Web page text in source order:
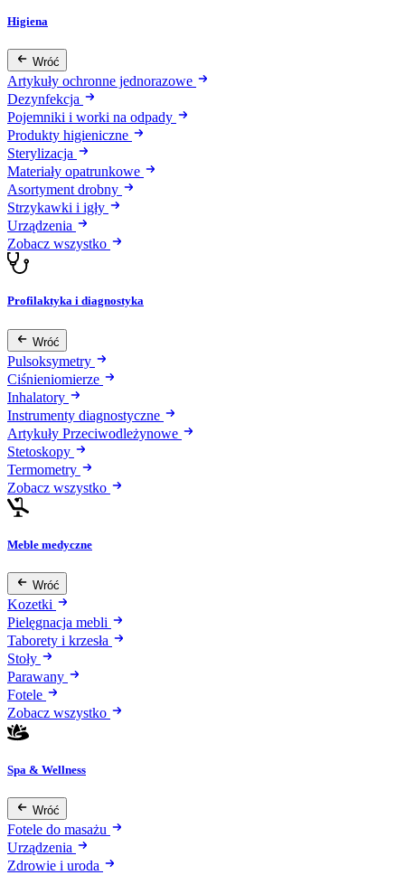
Higiena
Wróć
Artykuły ochronne jednorazowe
Dezynfekcja
Pojemniki i worki na odpady
Produkty higieniczne
Sterylizacja
Materiały opatrunkowe
Asortyment drobny
Strzykawki i igły
Urządzenia
Zobacz wszystko
Profilaktyka i diagnostyka
Wróć
Pulsoksymetry
Ciśnieniomierze
Inhalatory
Instrumenty diagnostyczne
Artykuły Przeciwodleżynowe
Stetoskopy
Termometry
Zobacz wszystko
Meble medyczne
Wróć
Kozetki
Pielęgnacja mebli
Taborety i krzesła
Stoły
Parawany
Fotele
Zobacz wszystko
Spa & Wellness
Wróć
Fotele do masażu
Urządzenia
Zdrowie i uroda